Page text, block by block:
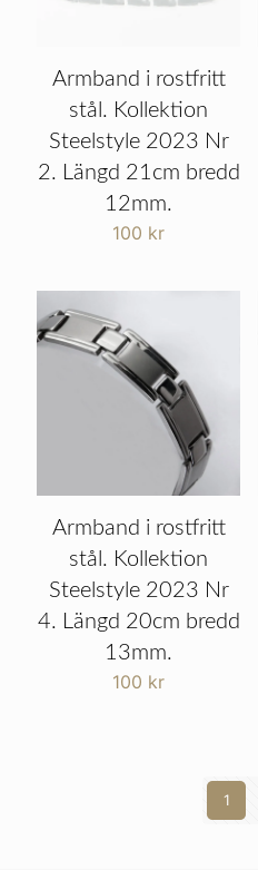
Armband i rostfritt
stål. Kollektion
Steelstyle 2023 Nr
2. Längd 21cm bredd
12mm.
100 kr
Armband i rostfritt
stål. Kollektion
Steelstyle 2023 Nr
4. Längd 20cm bredd
13mm.
100 kr
1